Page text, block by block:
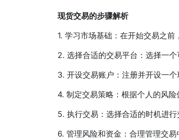
现货交易的步骤解析
1. 学习市场基础：在开始交易之前
2. 选择合适的交易平台：选择一
3. 开设交易账户：注册并开设一
4. 制定交易策略：根据个人的风
5. 执行交易：选择合适的时机进
6. 管理风险和资金：合理管理交